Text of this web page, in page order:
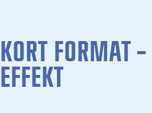
KORT FORMAT –
EFFEKT